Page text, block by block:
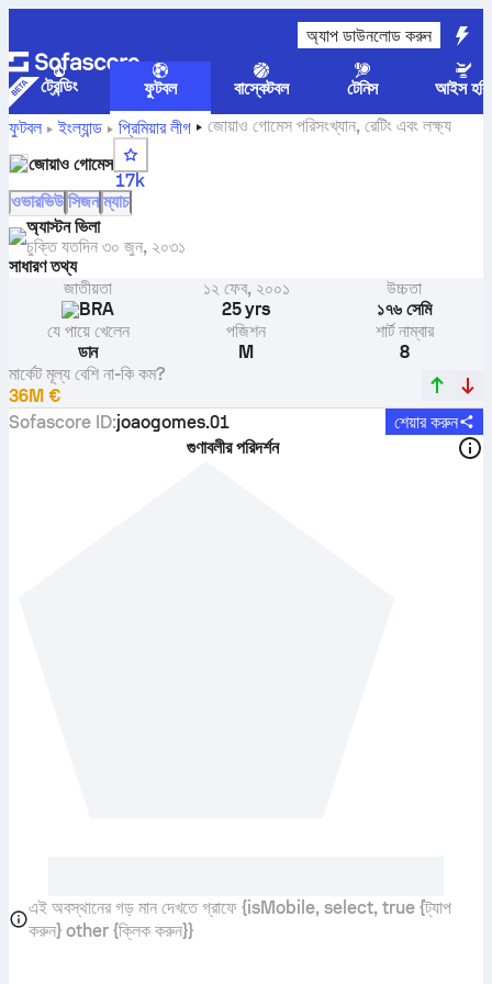
অ্যাপ ডাউনলোড করুন
ট্রেন্ডিং ফুটবল বাস্কেটবল টেনিস
আইস হকি
ফুটবল
ইংল্যান্ড প্রিমিয়ার লীগ
জোয়াও গোমেস পরিসংখ্যান, রেটিং এবং লক্ষ্য
জোয়াও গোমেস
17k
ওভারভিউ সিজন ম্যাচ
অ্যাস্টন ভিলা
চুক্তি যতদিন ৩০ জুন, ২০৩১
সাধারণ তথ্য
জাতীয়তা
BRA
১২ ফেব, ২০০১
25 yrs
উচ্চতা
১৭৬ সেমি
যে পায়ে খেলেন
ডান
পজিশন
M
শার্ট নাম্বার
8
মার্কেট মূল্য বেশি না-কি কম?
36M €
Sofascore ID:joaogomes.01
শেয়ার করুন
গুণাবলীর পরিদর্শন
এই অবস্থানের গড় মান দেখতে গ্রাফে {isMobile, select, true {ট্যাপ
করুন} other {ক্লিক করুন}}